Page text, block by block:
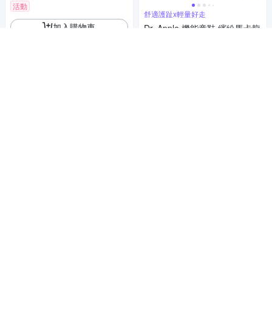
活動
加入購物車
舒適護趾x輕量好走
Dr. Apple 機能童鞋 繽紛馬卡龍